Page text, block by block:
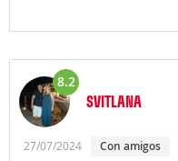
8.2
SVITLANA
27/07/2024 con amigos